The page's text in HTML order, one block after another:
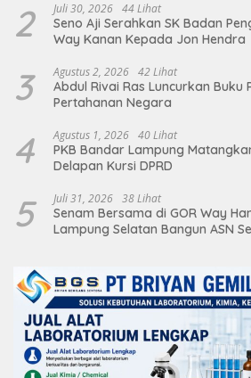
2 Juli 30, 2026 44 Lihat
Seno Aji Serahkan SK Badan
Way Kanan Kepada Jon Hendra
3 Agustus 2, 2026 42 Lihat
Abdul Rivai Ras Luncurkan Buku
Pertahanan Negara
4 Agustus 1, 2026 40 Lihat
PKB Bandar Lampung
Delapan Kursi DPRD
5 Juli 31, 2026 38 Lihat
Senam Bersama di GOR Way
Lampung Selatan Bangun ASN